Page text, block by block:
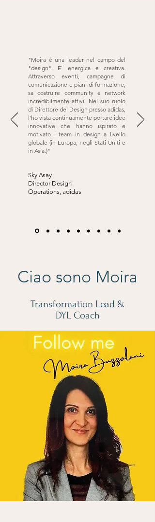
"Moira è una leader nel campo del
"design". E´ energica e creativa.
Attraverso eventi, campagne di
comunicazione e piani di formazione,
sa costruire community e network
incredibilmente attivi. Nel suo ruolo
di Direttore del Design presso adidas,
l'ho vista continuamente portare idee
innovative che hanno ispirato e
motivato i team in design a livello
globale (in Europa, negli Stati Uniti e
in Asia.)"
Sky Asay
Director Design
Operations, adidas
Ciao sono Moira
Transformation Lead &
DYL Coach